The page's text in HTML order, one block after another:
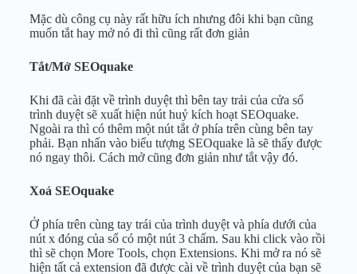
Mặc dù công cụ này rất hữu ích nhưng đôi khi bạn cũng
muốn tắt hay mở nó đi thì cũng rất đơn giản
Tắt/Mở SEOquake
Khi đã cài đặt về trình duyệt thì bên tay trải của cửa sổ
trình duyệt sẽ xuất hiện nút huỷ kích hoạt SEOquake.
Ngoài ra thì có thêm một nút tắt ở phía trên cùng bên tay
phải. Bạn nhấn vào biểu tượng SEOquake là sẽ thấy được
nó ngay thôi. Cách mở cũng đơn giản như tắt vậy đó.
Xoá SEOquake
Ở phía trên cùng tay trái của trình duyệt và phía dưới của
nút x đóng của sổ có một nút 3 chấm. Sau khi click vào rồi
thì sẽ chọn More Tools, chọn Extensions. Khi mở ra nó sẽ
hiện tất cả extension đã được cài về trình duyệt của bạn sẽ